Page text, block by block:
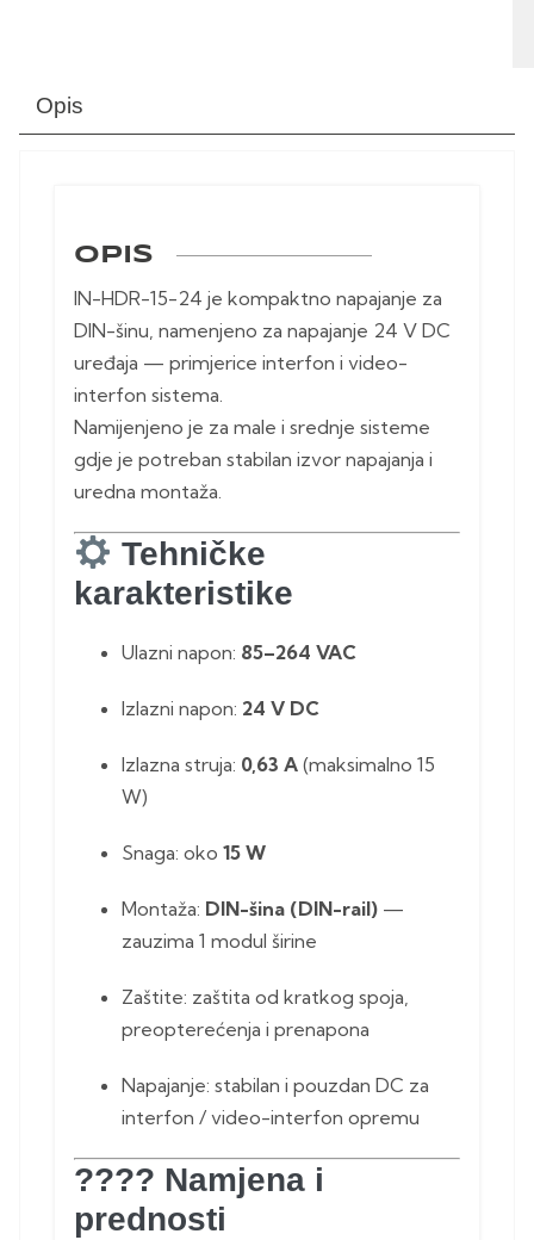
Opis
OPIS
IN-HDR-15-24 je kompaktno napajanje za
DIN-šinu, namenjeno za napajanje 24 V DC
uređaja — primjerice interfon i video-
interfon sistema.
Namijenjeno je za male i srednje sisteme
gdje je potreban stabilan izvor napajanja i
uredna montaža.
Tehničke
karakteristike
Ulazni napon: 85–264 VAC
Izlazni napon: 24 V DC
Izlazna struja: 0,63 A (maksimalno 15
W)
Snaga: oko 15 W
Montaža: DIN-šina (DIN-rail) —
zauzima 1 modul širine
Zaštite: zaštita od kratkog spoja,
preopterećenja i prenapona
Napajanje: stabilan i pouzdan DC za
interfon / video-interfon opremu
???? Namjena i
prednosti